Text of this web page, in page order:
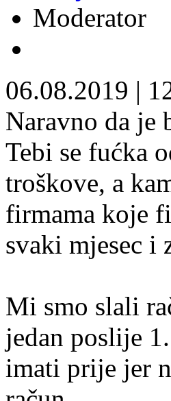
Moderator
06.08.2019 |
Naravno da je
Tebi se fućka
troškove, a
firmama koje
svaki mjesec i
Mi smo slali
jedan poslije
imati prije jer